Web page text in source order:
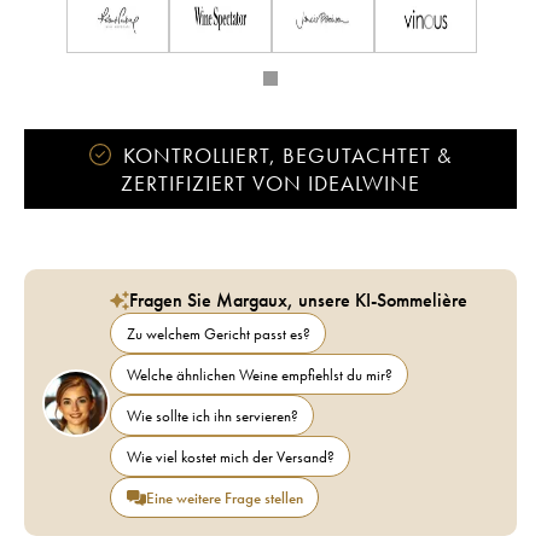
KONTROLLIERT, BEGUTACHTET &
ZERTIFIZIERT VON IDEALWINE
Fragen Sie Margaux, unsere KI-Sommelière
Zu welchem Gericht passt es?
Welche ähnlichen Weine empfiehlst du mir?
Wie sollte ich ihn servieren?
Wie viel kostet mich der Versand?
Eine weitere Frage stellen